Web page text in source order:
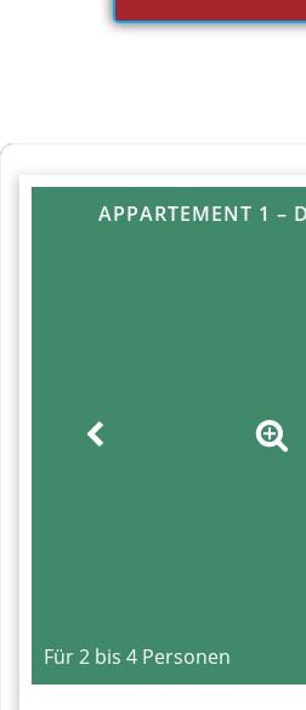
APPARTEMENT 1 –
Für 2 bis 4 Personen